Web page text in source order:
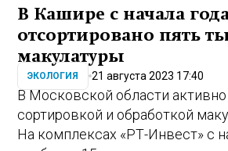
В Кашире с начала
отсортировано пять
макулатуры
ЭКОЛОГИЯ 21 августа 2023 17:40
В Московской области
сортировкой и обработкой
На комплексах «РТ-Инвест» с